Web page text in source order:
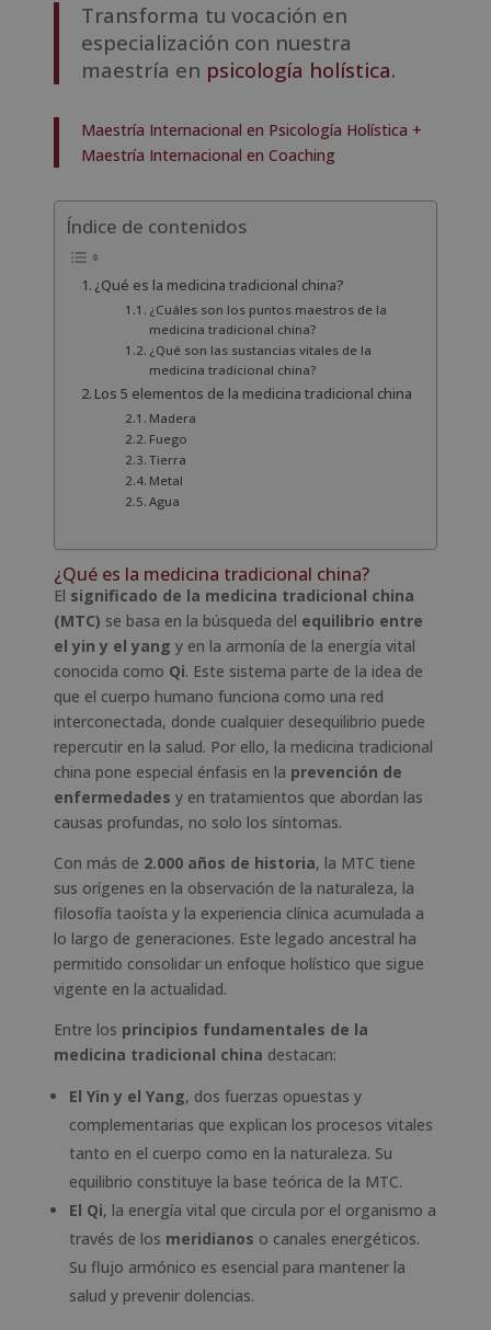
Transforma tu vocación en
especialización con nuestra
maestría en psicología holística.
Maestría Internacional en Psicología Holística +
Maestría Internacional en Coaching
Índice de contenidos
¿Qué es la medicina tradicional china?
¿Cuáles son los puntos maestros de la
medicina tradicional china?
¿Qué son las sustancias vitales de la
medicina tradicional china?
Los 5 elementos de la medicina tradicional china
Madera
Fuego
Tierra
Metal
Agua
¿Qué es la medicina tradicional china?
El significado de la medicina tradicional china
(MTC) se basa en la búsqueda del equilibrio entre
el yin y el yang y en la armonía de la energía vital
conocida como Qi. Este sistema parte de la idea de
que el cuerpo humano funciona como una red
interconectada, donde cualquier desequilibrio puede
repercutir en la salud. Por ello, la medicina tradicional
china pone especial énfasis en la prevención de
enfermedades y en tratamientos que abordan las
causas profundas, no solo los síntomas.
Con más de 2.000 años de historia, la MTC tiene
sus orígenes en la observación de la naturaleza, la
filosofía taoísta y la experiencia clínica acumulada a
lo largo de generaciones. Este legado ancestral ha
permitido consolidar un enfoque holístico que sigue
vigente en la actualidad.
Entre los principios fundamentales de la
medicina tradicional china destacan:
El Yin y el Yang, dos fuerzas opuestas y
complementarias que explican los procesos vitales
tanto en el cuerpo como en la naturaleza. Su
equilibrio constituye la base teórica de la MTC.
El Qi, la energía vital que circula por el organismo a
través de los meridianos o canales energéticos.
Su flujo armónico es esencial para mantener la
salud y prevenir dolencias.